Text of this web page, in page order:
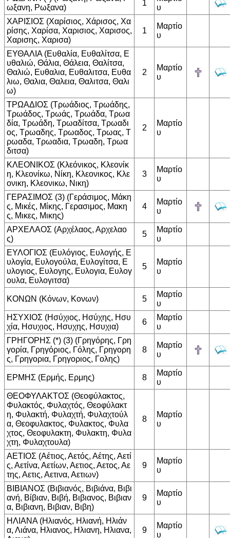
ωξανη, Ρωξανα)
1
υ
ΧΑΡΙΣΙΟΣ (Χαρίσιος, Χάρισος, Χα
ρίσης, Χαρίσα, Χαρισιος, Χαρισος,
Χαρισης, Χαρισα)
1
Μαρτίο
υ
ΕΥΘΑΛΙΑ (Ευθαλία, Ευθαλίτσα, Ε
υθαλιώ, Θάλια, Θάλεια, Θαλίτσα,
Θαλιώ, Ευθαλια, Ευθαλιτσα, Ευθα
λιω, Θαλια, Θαλεια, Θαλιτσα, Θαλι
ω)
2
Μαρτίο
υ
ΤΡΩΑΔΙΟΣ (Τρωάδιος, Τρωάδης,
Τρωάδος, Τρωάς, Τρωάδα, Τρωα
δία, Τρωάδη, Τρωαδίτσα, Τρωαδι
ος, Τρωαδης, Τρωαδος, Τρωας, Τ
ρωαδα, Τρωαδια, Τρωαδη, Τρωα
διτσα)
2
Μαρτίο
υ
ΚΛΕΟΝΙΚΟΣ (Κλεόνικος, Κλεονίκ
η, Κλεονίκω, Νίκη, Κλεονικος, Κλε
ονικη, Κλεονικω, Νικη)
3
Μαρτίο
υ
ΓΕΡΑΣΙΜΟΣ (3) (Γεράσιμος, Μάκη
ς, Μικές, Μίκης, Γερασιμος, Μακη
ς, Μικες, Μικης)
4
Μαρτίο
υ
ΑΡΧΕΛΑΟΣ (Αρχέλαος, Αρχελαο
ς)
5
Μαρτίο
υ
ΕΥΛΟΓΙΟΣ (Ευλόγιος, Ευλογής, Ε
υλογία, Ευλογούλα, Ευλογίτσα, Ε
υλογιος, Ευλογης, Ευλογια, Ευλογ
ουλα, Ευλογιτσα)
5
Μαρτίο
υ
ΚΟΝΩΝ (Κόνων, Κονων) 5
Μαρτίο
υ
ΗΣΥΧΙΟΣ (Ησύχιος, Ησύχης, Ησυ
χία, Ησυχιος, Ησυχης, Ησυχια)
6
Μαρτίο
υ
ΓΡΗΓΟΡΗΣ (*) (3) (Γρηγόρης, Γρη
γορία, Γρηγόριος, Γόλης, Γρηγορη
ς, Γρηγορια, Γρηγοριος, Γολης)
8
Μαρτίο
υ
ΕΡΜΗΣ (Ερμής, Ερμης) 8
Μαρτίο
υ
ΘΕΟΦΥΛΑΚΤΟΣ (Θεοφύλακτος,
Φυλακτός, Φυλαχτός, Θεοφύλακτ
η, Φυλακτή, Φυλαχτή, Φυλαχτούλ
α, Θεοφυλακτος, Φυλακτος, Φυλα
χτος, Θεοφυλακτη, Φυλακτη, Φυλα
χτη, Φυλαχτουλα)
8
Μαρτίο
υ
ΑΕΤΙΟΣ (Αέτιος, Αετός, Αέτης, Αετί
ς, Αετίνα, Αετίων, Αετιος, Αετος, Αε
της, Αετις, Αετινα, Αετιων)
9
Μαρτίο
υ
ΒΙΒΙΑΝΟΣ (Βιβιανός, Βιβιάνα, Βιβι
ανή, Βίβιαν, Βιβή, Βιβιανος, Βιβιαν
α, Βιβιανη, Βιβιαν, Βιβη)
9
Μαρτίο
υ
ΗΛΙΑΝΑ (Ηλιανός, Ηλιανή, Ηλιάν
α, Λιάνα, Ηλιανος, Ηλιανη, Ηλιανα,
9
Μαρτίο
υ